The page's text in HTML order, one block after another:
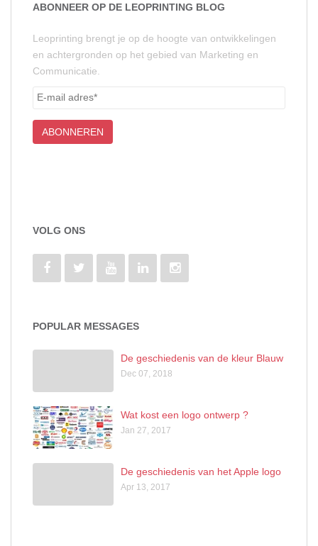
ABONNEER OP DE LEOPRINTING BLOG
Leoprinting brengt je op de hoogte van ontwikkelingen
en achtergronden op het gebied van Marketing en
Communicatie.
VOLG ONS
POPULAR MESSAGES
De geschiedenis van de kleur Blauw
Dec 07, 2018
Wat kost een logo ontwerp ?
Jan 27, 2017
De geschiedenis van het Apple logo
Apr 13, 2017